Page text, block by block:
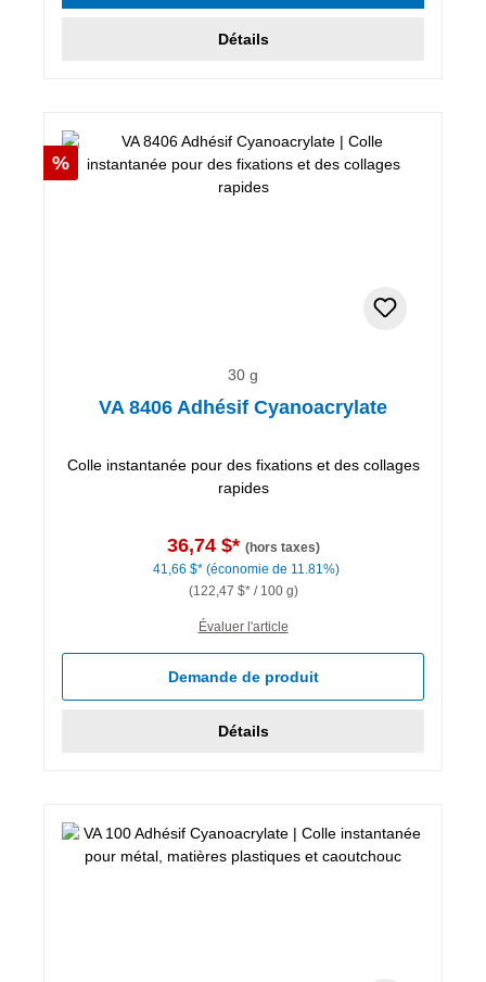
Détails
Réduction
%
30 g
VA 8406 Adhésif Cyanoacrylate
Colle instantanée pour des fixations et des collages
rapides
36,74 $* (hors taxes)
41,66 $* (économie de 11.81%)
(122,47 $* / 100 g)
Évaluer l'article
Demande de produit
Détails